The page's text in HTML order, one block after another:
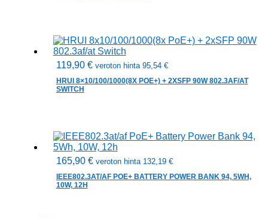
119,90 € veroton hinta 95,54 €
HRUI 8×10/100/1000(8X POE+) + 2XSFP 90W 802.3AF/AT
SWITCH
165,90 € veroton hinta 132,19 €
IEEE802.3AT/AF POE+ BATTERY POWER BANK 94, 5WH,
10W, 12H